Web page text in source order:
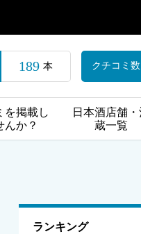
189 本 クチコミ数
を掲載し
んか？
日本酒店舗・
蔵一覧
ランキング